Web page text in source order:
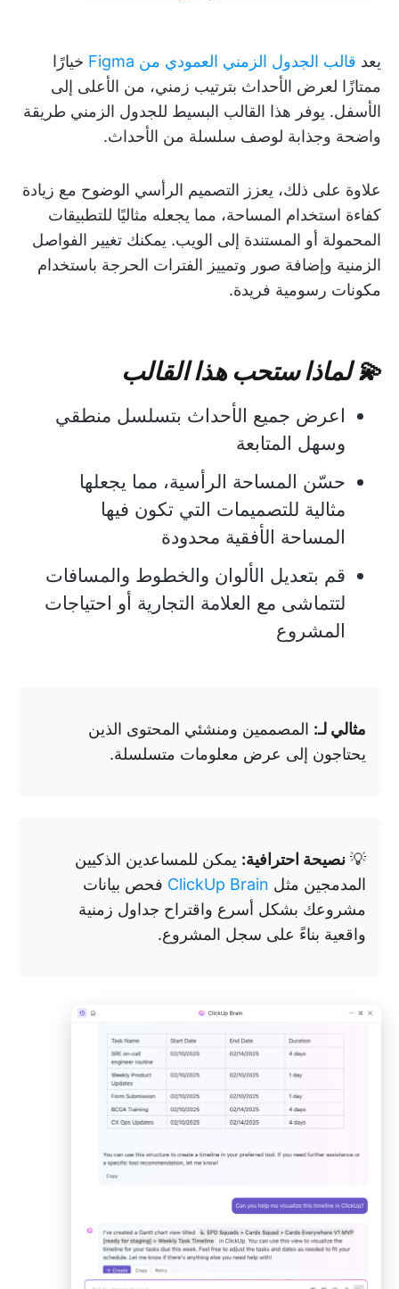
يعد قالب الجدول الزمني العمودي من Figma
خيارًا
ممتازًا لعرض الأحداث بترتيب زمني، من الأعلى إلى
الأسفل. يوفر هذا القالب البسيط للجدول الزمني طريقة
واضحة وجذابة لوصف سلسلة من الأحداث.
علاوة على ذلك، يعزز التصميم الرأسي الوضوح مع زيادة
كفاءة استخدام المساحة، مما يجعله مثاليًا للتطبيقات
المحمولة أو المستندة إلى الويب. يمكنك تغيير الفواصل
الزمنية وإضافة صور وتمييز الفترات الحرجة باستخدام
مكونات رسومية فريدة.
💫 لماذا ستحب هذا القالب
اعرض جميع الأحداث بتسلسل منطقي
وسهل المتابعة
حسّن المساحة الرأسية، مما يجعلها
مثالية للتصميمات التي تكون فيها
المساحة الأفقية محدودة
قم بتعديل الألوان والخطوط والمسافات
لتتماشى مع العلامة التجارية أو احتياجات
المشروع
مثالي لـ: المصممين ومنشئي المحتوى الذين
يحتاجون إلى عرض معلومات متسلسلة.
💡 نصيحة احترافية: يمكن للمساعدين الذكيين
المدمجين مثل ClickUp Brain فحص بيانات
مشروعك بشكل أسرع واقتراح جداول زمنية
واقعية بناءً على سجل المشروع.